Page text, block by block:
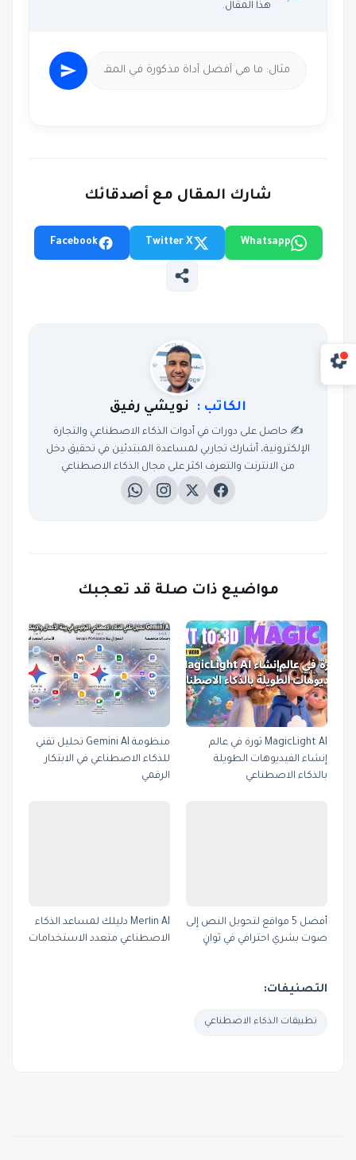
هذا المقال.
شارك المقال مع أصدقائك
Whatsapp
Twitter X
Facebook
الكاتب : نويشي رفيق
✍️ حاصل على دورات في أدوات الذكاء الاصطناعي والتجارة
الإلكترونية، أشارك تجاربي لمساعدة المبتدئين في تحقيق دخل
من الانترنت والتعرف اكثر على مجال الذكاء الاصطناعي
مواضيع ذات صلة قد تعجبك
MagicLight AI ثورة في عالم
إنشاء الفيديوهات الطويلة
بالذكاء الاصطناعي
منظومة Gemini AI تحليل تقني
للذكاء الاصطناعي في الابتكار
الرقمي
أفضل 5 مواقع لتحويل النص إلى
صوت بشري احترافي في ثوانٍ
Merlin AI دليلك لمساعد الذكاء
الاصطناعي متعدد الاستخدامات
التصنيفات:
تطبيقات الذكاء الاصطناعي